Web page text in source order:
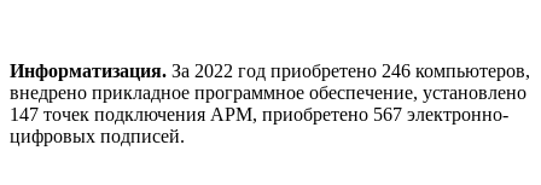
Информатизация. За 2022 год приобретено 246 компьютеров,
внедрено прикладное программное обеспечение, установлено
147 точек подключения АРМ, приобретено 567 электронно-
цифровых подписей.